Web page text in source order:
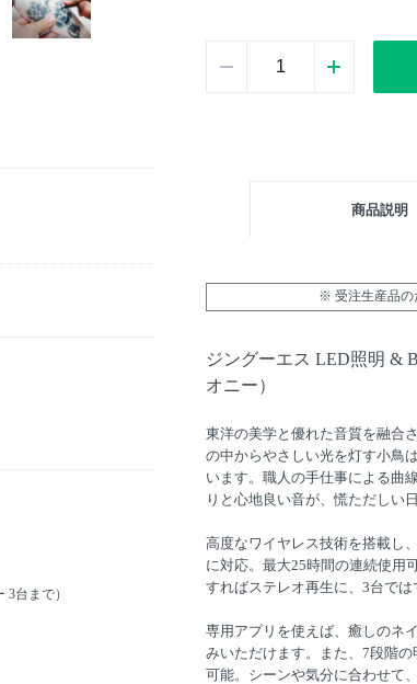
商品説明
※ 受注生産品の
ジングーエス LED照明 &
オニー）
東洋の美学と優れた音質を融合
の中からやさしい光を灯す小鳥
います。職人の手仕事による曲
りと心地良い音が、慌ただしい
高度なワイヤレス技術を搭載し
に対応。最大25時間の連続使用
すればステレオ再生に、3台では
専用アプリを使えば、癒しのネ
みいただけます。また、7段階
可能。シーンや気分に合わせて
台まで）